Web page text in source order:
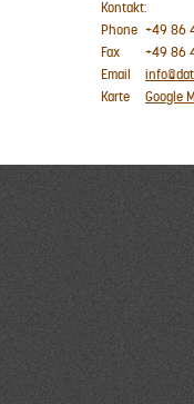
Kontakt:
Phone +49 86
Fax
+49 86
Email
Karte
Google